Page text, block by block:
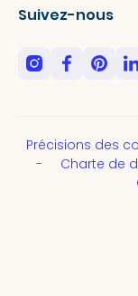
Suivez-nous
Précisions des
Charte de